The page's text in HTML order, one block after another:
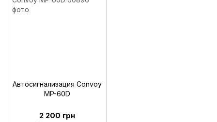
Автосигнализация Convoy
MP-60D
2 200 грн